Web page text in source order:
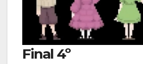
Final 4º